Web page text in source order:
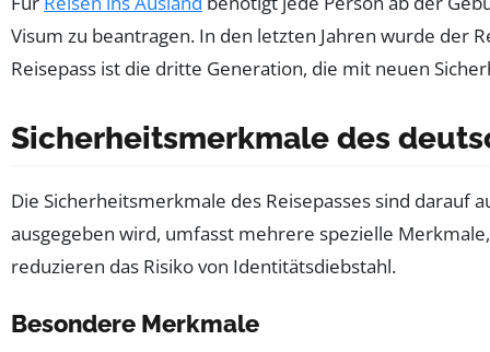
Visum zu beantragen. In den letzten Jahren wurde der
Reisepass ist die dritte Generation, die mit neuen
Sicherheitsmerkmale des
Die Sicherheitsmerkmale des Reisepasses sind darauf
ausgegeben wird, umfasst mehrere spezielle
reduzieren das Risiko von Identitätsdiebstahl.
Besondere Merkmale